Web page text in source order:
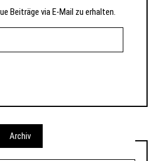
Beiträge via E-Mail zu erhalten.
Archiv